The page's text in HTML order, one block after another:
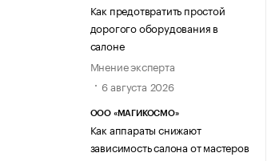
Как предотвратить простой
дорогого оборудования в
салоне
Мнение эксперта
6 августа 2026
ООО «МАГИКОСМО»
Как аппараты снижают
зависимость салона от мастеров